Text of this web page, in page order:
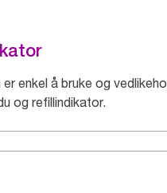
enkel å bruke og
og refillindikator.